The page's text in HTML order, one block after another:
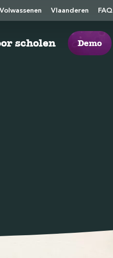
Volwassenen Vlaanderen FAQ
scholen Demo